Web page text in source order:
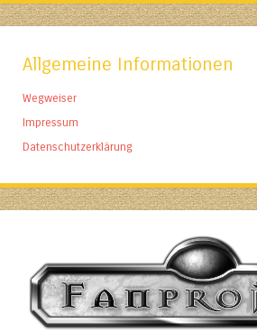
Allgemeine Informationen
Wegweiser
Impressum
Datenschutzerklärung